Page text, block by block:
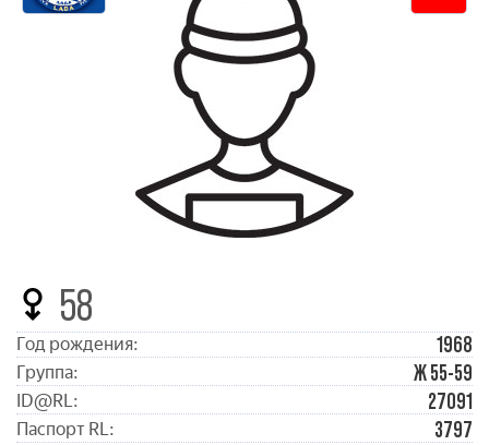
58
Год рождения: 1968
Группа: Ж 55-59
ID@RL: 27091
Паспорт RL: 3797